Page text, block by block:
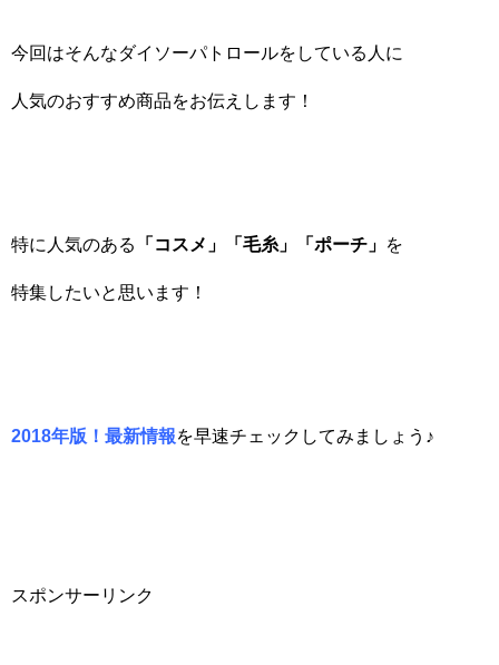
今回はそんなダイソーパトロールをしている人に
人気のおすすめ商品をお伝えします！
特に人気のある 「コスメ」「毛糸」「ポーチ」 を
特集したいと思います！
2018年版！最新情報を早速チェックしてみましょう♪
スポンサーリンク